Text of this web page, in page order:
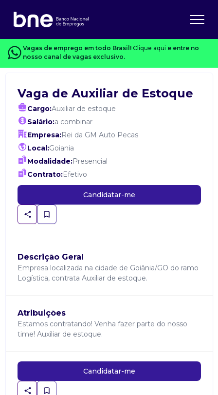
Vagas de emprego em todo Brasil! Clique aqui e entre no
nosso canal de vagas exclusivo.
Vaga de Auxiliar de Estoque
Cargo:Auxiliar de estoque
Salário:a combinar
Empresa:Rei da GM Auto Pecas
Local:Goiania
Modalidade:Presencial
Contrato:Efetivo
Candidatar-me
Descrição Geral
Empresa localizada na cidade de Goiânia/GO do ramo
Logística, contrata Auxiliar de estoque.
Atribuições
Estamos contratando! Venha fazer parte do nosso
time! Auxiliar de estoque.
Candidatar-me